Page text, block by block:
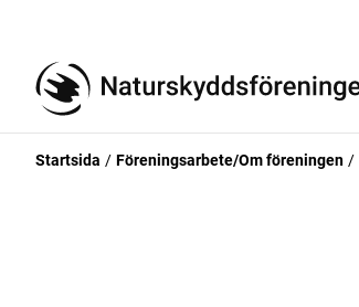
Startsida Föreningsarbete/Om föreningen